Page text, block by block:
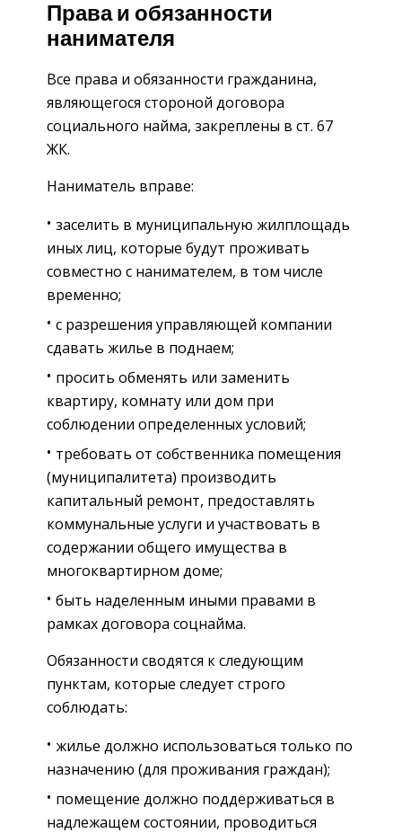
Права и обязанности
нанимателя
Все права и обязанности гражданина,
являющегося стороной договора
социального найма, закреплены в ст. 67
ЖК.
Наниматель вправе:
заселить в муниципальную жилплощадь
иных лиц, которые будут проживать
совместно с нанимателем, в том числе
временно;
с разрешения управляющей компании
сдавать жилье в поднаем;
просить обменять или заменить
квартиру, комнату или дом при
соблюдении определенных условий;
требовать от собственника помещения
(муниципалитета) производить
капитальный ремонт, предоставлять
коммунальные услуги и участвовать в
содержании общего имущества в
многоквартирном доме;
быть наделенным иными правами в
рамках договора соцнайма.
Обязанности сводятся к следующим
пунктам, которые следует строго
соблюдать:
жилье должно использоваться только по
назначению (для проживания граждан);
помещение должно поддерживаться в
надлежащем состоянии, проводиться